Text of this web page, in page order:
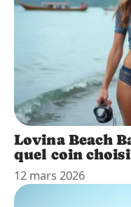
Lovina Beach
quel coin
12 mars 2026